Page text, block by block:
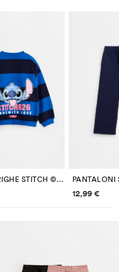
FELPA A RIGHE STITCH ©DISNEY
sui prezzi12,99 €